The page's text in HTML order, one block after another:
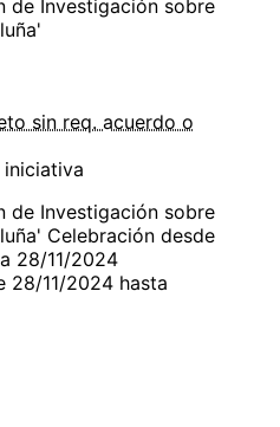
de Investigación sobre
sin req. acuerdo o
de Investigación sobre
Celebración desde
28/11/2024
28/11/2024 hasta